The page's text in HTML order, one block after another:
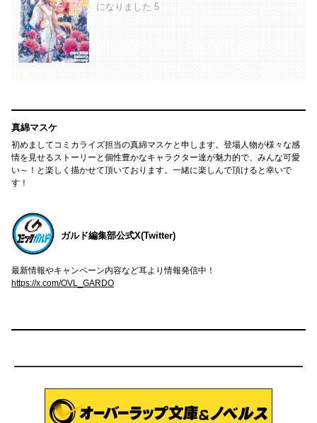
になりました 5
真綿マスケ
初めましてコミカライズ担当の真綿マスケと申します。登場人物が様々な感
情を見せるストーリーと個性豊かなキャラクター達が魅力的で、みんな可愛
い～！と楽しく描かせて頂いております。一緒に楽しんで頂けると幸いで
す！
ガルド編集部公式X(Twitter)
最新情報やキャンペーン内容など耳より情報発信中！
https://x.com/OVL_GARDO